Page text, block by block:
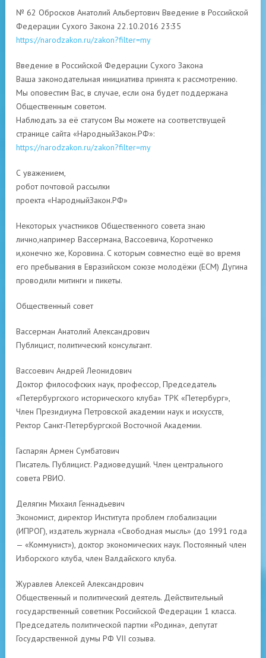
№ 62 Обросков Анатолий Альбертович Введение в Российской
Федерации Сухого Закона 22.10.2016 23:35
https://narodzakon.ru/zakon?filter=my
Введение в Российской Федерации Сухого Закона
Ваша законодательная инициатива принята к рассмотрению.
Мы оповестим Вас, в случае, если она будет поддержана
Общественным советом.
Наблюдать за её статусом Вы можете на соответствущей
странице сайта «НародныйЗакон.РФ»:
https://narodzakon.ru/zakon?filter=my
С уважением,
робот почтовой рассылки
проекта «НародныйЗакон.РФ»
Некоторых участников Общественного совета знаю
лично,например Вассермана, Вассоевича, Коротченко
и,конечно же, Коровина. С которым совместно ещё во время
его пребывания в Евразийском союзе молодёжи (ЕСМ) Дугина
проводили митинги и пикеты.
Общественный совет
Вассерман Анатолий Александрович
Публицист, политический консультант.
Вассоевич Андрей Леонидович
Доктор философских наук, профессор, Председатель
«Петербургского исторического клуба» ТРК «Петербург»,
Член Президиума Петровской академии наук и искусств,
Ректор Санкт-Петербургской Восточной Академии.
Гаспарян Армен Сумбатович
Писатель. Публицист. Радиоведущий. Член центрального
совета РВИО.
Делягин Михаил Геннадьевич
Экономист, директор Института проблем глобализации
(ИПРОГ), издатель журнала «Свободная мысль» (до 1991 года
— «Коммунист»), доктор экономических наук. Постоянный член
Изборского клуба, член Валдайского клуба.
Журавлев Алексей Александрович
Общественный и политический деятель. Действительный
государственный советник Российской Федерации 1 класса.
Председатель политической партии «Родина», депутат
Государственной думы РФ VII созыва.